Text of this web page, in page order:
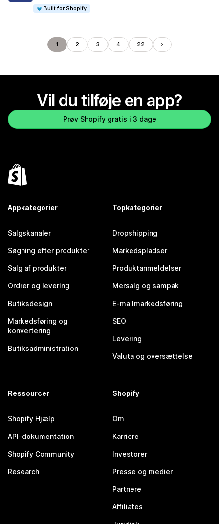
Built for Shopify
1 2 3 4 22
Vil du tilføje en app?
Prøv Shopify gratis i 3 dage
Appkategorier
Salgskanaler
Søgning efter produkter
Salg af produkter
Ordrer og levering
Butiksdesign
Markedsføring og
konvertering
Butiksadministration
Topkategorier
Dropshipping
Markedspladser
Produktanmeldelser
Mersalg og sampak
E-mailmarkedsføring
SEO
Levering
Valuta og oversættelse
Ressourcer
Shopify Hjælp
API-dokumentation
Shopify Community
Research
Shopify
Om
Karriere
Investorer
Presse og medier
Partnere
Affiliates